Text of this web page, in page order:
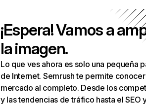
¡Espera! Vamos a
la imagen.
Lo que ves ahora es solo una pequeña
de Internet. Semrush te permite
mercado al completo. Desde los
y las tendencias de tráfico hasta el SEO